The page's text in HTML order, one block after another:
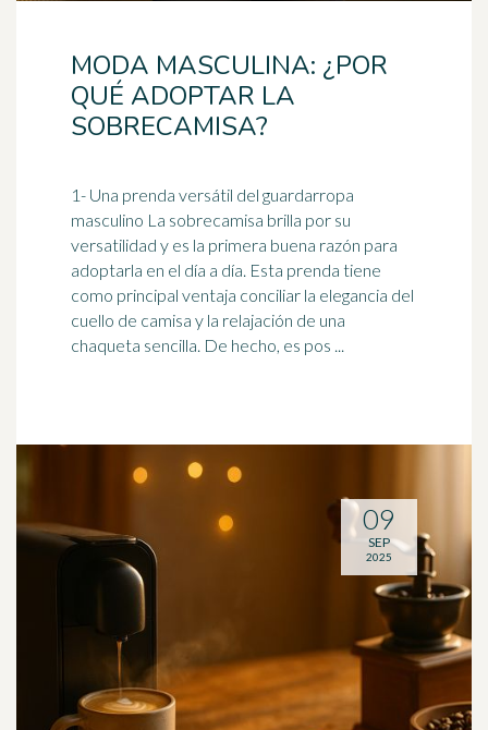
MODA MASCULINA: ¿POR
QUÉ ADOPTAR LA
SOBRECAMISA?
1- Una prenda versátil del guardarropa
masculino La sobrecamisa brilla por su
versatilidad y es la primera buena razón para
adoptarla en el día a día. Esta prenda tiene
como principal ventaja conciliar la elegancia del
cuello de camisa y la relajación de una
chaqueta sencilla. De hecho, es pos ...
09
SEP
2025